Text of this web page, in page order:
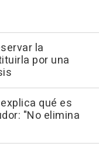
la
por una
qué es
"No elimina